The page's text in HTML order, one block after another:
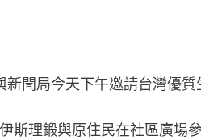
聞局今天下午邀請台灣優
斯理鍛與原住民在社區廣場